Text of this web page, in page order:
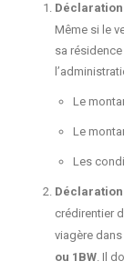
Même si le
sa
Le
Le
Les
crédirentier
viagère
ou 1BW. Il